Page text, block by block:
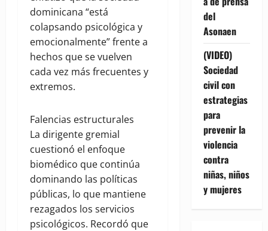
dominicana “está
colapsando psicológica y
emocionalmente” frente a
hechos que se vuelven
cada vez más frecuentes y
extremos.
Falencias estructurales
La dirigente gremial
cuestionó el enfoque
biomédico que continúa
dominando las políticas
públicas, lo que mantiene
rezagados los servicios
psicológicos. Recordó que
del
Asonaen
(VIDEO)
Sociedad
civil con
estrategias
para
prevenir la
violencia
contra
niñas, niños
y mujeres